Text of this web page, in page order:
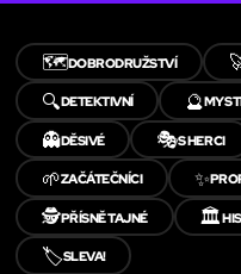
🗺️DOBRODRUŽSTVÍ
🔍DETEKTIVNÍ 🔮
👻DĚSIVÉ 🎭S HERCI
🌱ZAČÁTEČNÍCI ✨
🕵️PŘÍSNĚ TAJNÉ 🏛️
🏷️SLEVA!